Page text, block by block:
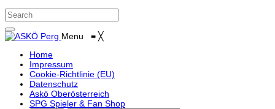
Menu ≡ ╳
Home
Impressum
Cookie-Richtlinie (EU)
Datenschutz
Askö Oberösterreich
SPG Spieler & Fan Shop